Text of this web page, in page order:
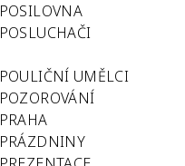
POSILOVNA
POSLUCHAČI
POULIČNÍ UMĚLCI
POZOROVÁNÍ
PRAHA
PRÁZDNINY